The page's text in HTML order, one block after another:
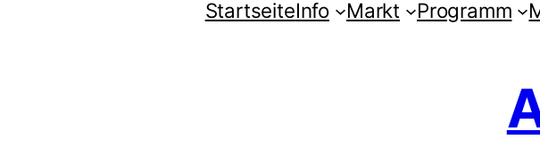
StartseiteInfo Markt Programm